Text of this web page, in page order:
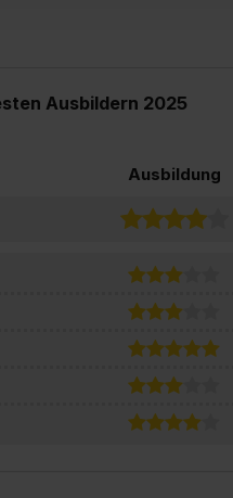
zur Übermittlung
Informationen:
Ausbildern 2025
Ausbildung